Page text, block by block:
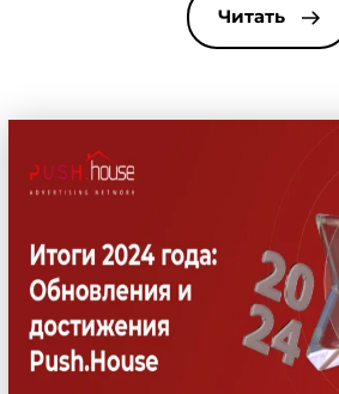
её особенности и как с её
максимального профита при
Читать